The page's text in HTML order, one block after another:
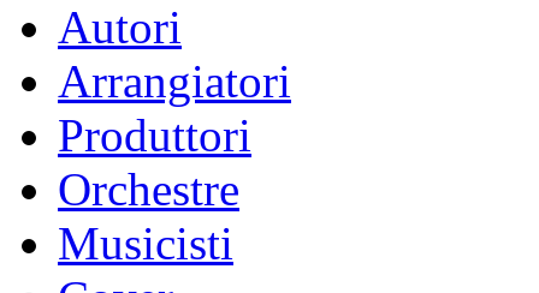
Autori
Arrangiatori
Produttori
Orchestre
Musicisti